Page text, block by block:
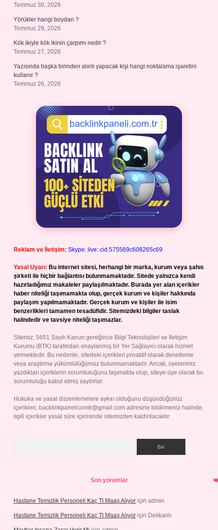
Temmuz 30, 2026
Yörükler hangi boydan ?
Temmuz 29, 2026
Kök ikiyle kök ikinin çarpımı nedir ?
Temmuz 27, 2026
Yazısında başka birinden alıntı yapacak kişi hangi noktalama işaretini
kullanır ?
Temmuz 26, 2026
Reklam ve İletişim: Skype: live:.cid.575569c608265c69
Yasal Uyarı: Bu internet sitesi, herhangi bir marka, kurum veya şahıs
şirketi ile hiçbir bağlantısı bulunmamaktadır. Sitede yalnızca kendi
hazırladığımız makaleler paylaşılmaktadır. Burada yer alan içerikler
haber niteliği taşımamakta olup, gerçek kurum ve kişiler hakkında
paylaşım yapılmamaktadır. Gerçek kurum ve kişiler ile isim
benzerlikleri tamamen tesadüfidir. Sitemizdeki bilgiler taslak
halindedir ve tavsiye niteliği taşımazlar.
Sitemiz, 5651 Sayılı Kanun gereğince Bilgi Teknolojileri ve İletişim
Kurumu (BTK) tarafından onaylanmış bir Yer Sağlayıcı olarak hizmet
vermektedir. Bu nedenle, sitedeki içerikleri proaktif olarak denetleme
veya araştırma yükümlülüğümüz bulunmamaktadır. Ancak, üyelerimiz
yazdıkları içeriklerin sorumluluğunu taşımakta olup, siteye üye olarak bu
sorumluluğu kabul etmiş sayılırlar.
Hukuka ve yasal düzenlemelere aykırı olduğunu düşündüğünüz
içerikleri, backlinkpanelicomtr@gmail.com adresine bildirmeniz halinde,
ilgili içerikler yasal süre içerisinde sitemizden kaldırılacaktır.
Son yorumlar
Hastane Temizlik Personeli Kaç Tl Maaş Alıyor için admin
Hastane Temizlik Personeli Kaç Tl Maaş Alıyor için Delikanlı